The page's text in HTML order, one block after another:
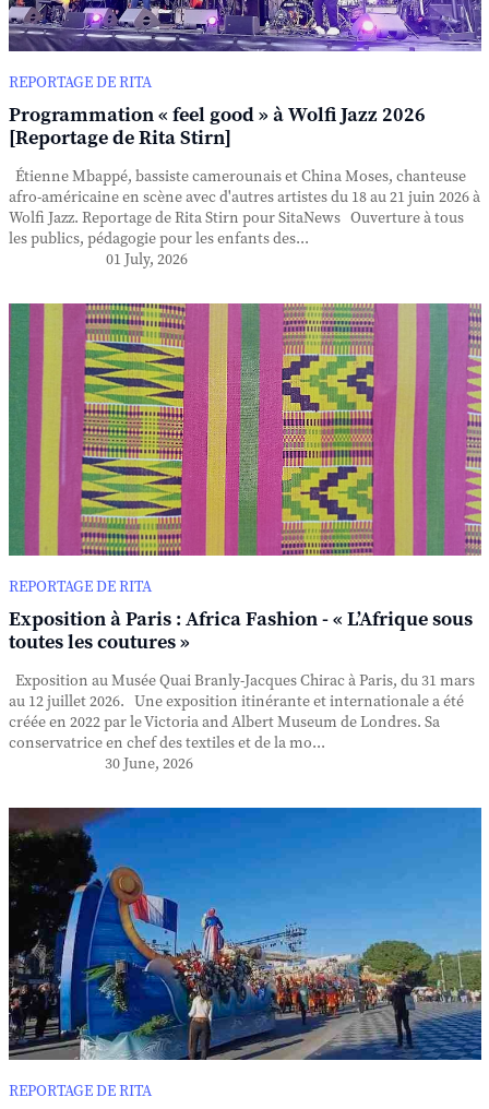
REPORTAGE DE RITA
Programmation « feel good » à Wolfi Jazz 2026
[Reportage de Rita Stirn]
Étienne Mbappé, bassiste camerounais et China Moses, chanteuse
afro-américaine en scène avec d'autres artistes du 18 au 21 juin 2026 à
Wolfi Jazz. Reportage de Rita Stirn pour SitaNews Ouverture à tous
les publics, pédagogie pour les enfants des...
01 July, 2026
REPORTAGE DE RITA
Exposition à Paris : Africa Fashion - « L’Afrique sous
toutes les coutures »
Exposition au Musée Quai Branly-Jacques Chirac à Paris, du 31 mars
au 12 juillet 2026. Une exposition itinérante et internationale a été
créée en 2022 par le Victoria and Albert Museum de Londres. Sa
conservatrice en chef des textiles et de la mo...
30 June, 2026
REPORTAGE DE RITA